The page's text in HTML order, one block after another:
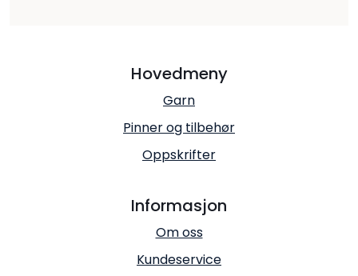
Hovedmeny
Garn
Pinner og tilbehør
Oppskrifter
Informasjon
Om oss
Kundeservice